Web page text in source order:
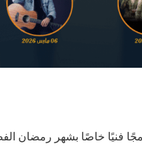
فنيًا خاصًا بشهر رمضان